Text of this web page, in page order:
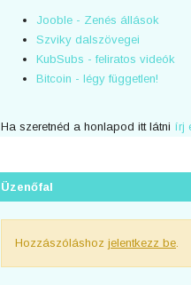
Jooble - Zenés állások
Szviky dalszövegei
KubSubs - feliratos videók
Bitcoin - légy független!
Ha szeretnéd a honlapod itt látni írj
Üzenőfal
Hozzászóláshoz jelentkezz be.